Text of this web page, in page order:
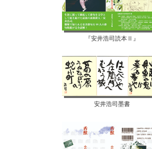
『安井浩司読本Ⅱ』
安井浩司墨書